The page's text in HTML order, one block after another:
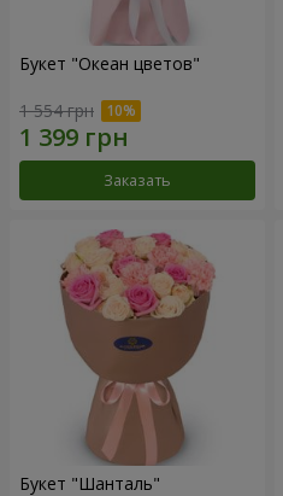
Букет "Океан цветов"
1 554 грн
Заказать
Букет "Шанталь"